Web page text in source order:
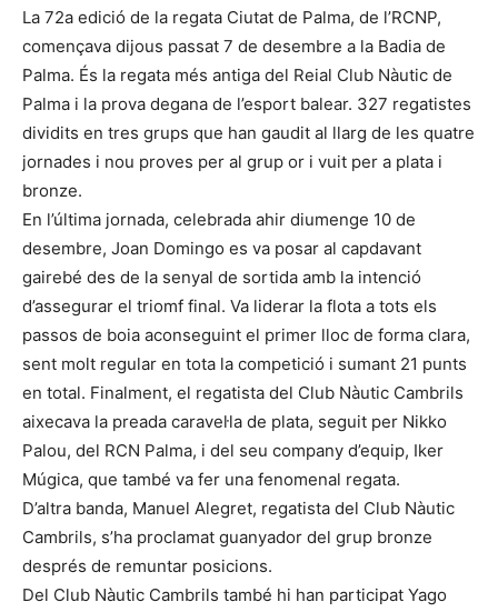
La 72a edició de la regata Ciutat de Palma, de l’RCNP,
començava dijous passat 7 de desembre a la Badia de
Palma. És la regata més antiga del Reial Club Nàutic de
Palma i la prova degana de l’esport balear. 327 regatistes
dividits en tres grups que han gaudit al llarg de les quatre
jornades i nou proves per al grup or i vuit per a plata i
bronze.
En l’última jornada, celebrada ahir diumenge 10 de
desembre, Joan Domingo es va posar al capdavant
gairebé des de la senyal de sortida amb la intenció
d’assegurar el triomf final. Va liderar la flota a tots els
passos de boia aconseguint el primer lloc de forma clara,
sent molt regular en tota la competició i sumant 21 punts
en total. Finalment, el regatista del Club Nàutic Cambrils
aixecava la preada caravel·la de plata, seguit per Nikko
Palou, del RCN Palma, i del seu company d’equip, Iker
Múgica, que també va fer una fenomenal regata.
D’altra banda, Manuel Alegret, regatista del Club Nàutic
Cambrils, s’ha proclamat guanyador del grup bronze
després de remuntar posicions.
Del Club Nàutic Cambrils també hi han participat Yago